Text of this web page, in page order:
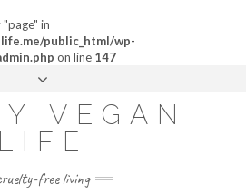
in
public_html/wp-
on line 147
ABOUT
MY STORY
CONTACT
VEGAN
LIFE
free living